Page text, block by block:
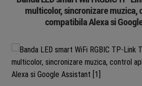
multicolor, sincronizare muzica,
compatibila Alexa si